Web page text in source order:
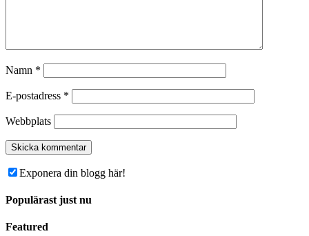
Namn *
E-postadress *
Webbplats
Exponera din blogg här!
Populärast just nu
Featured